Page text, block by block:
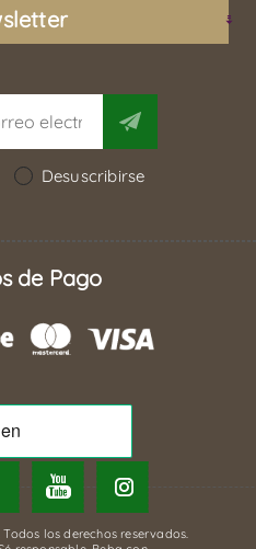
Desuscribirse
de Pago
los derechos reservados.